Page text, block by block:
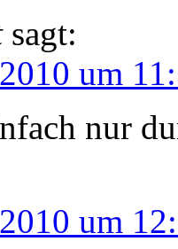
sagt:
um
nur
um